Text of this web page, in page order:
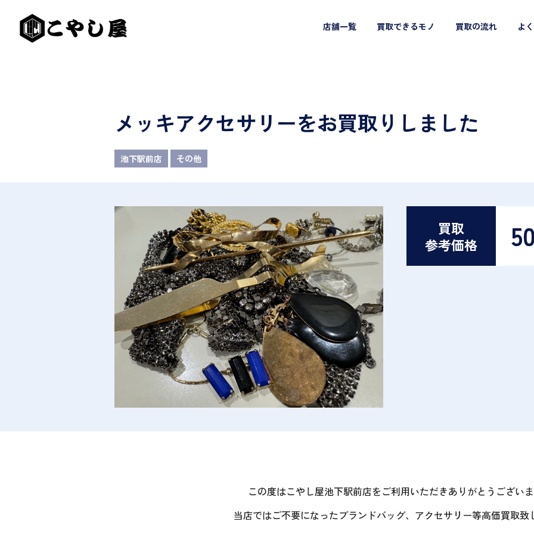
店舗一覧 買取できるモノ 買取の流れ よ
メッキアクセサリーをお買取りしました
池下駅前店 その他
買取
参考価格
この度はこやし屋池下駅前店をご利用いただきありがとうございま
当店ではご不要になったブランドバッグ、アクセサリー等高価買取致